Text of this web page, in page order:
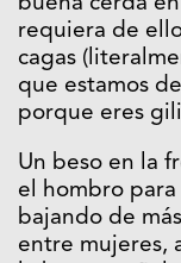
requiera de
cagas
que estamos
porque eres
Un beso en la
el hombro
bajando de
entre mujeres,